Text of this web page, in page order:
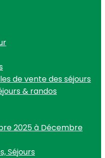
de vente des séjours
& randos
2025 à Décembre
Séjours